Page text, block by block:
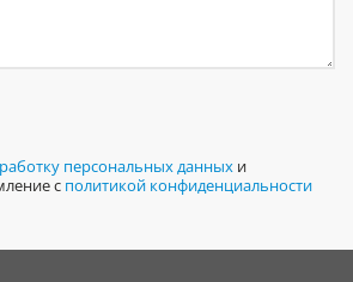
персональных данных и
с политикой конфиденциальности